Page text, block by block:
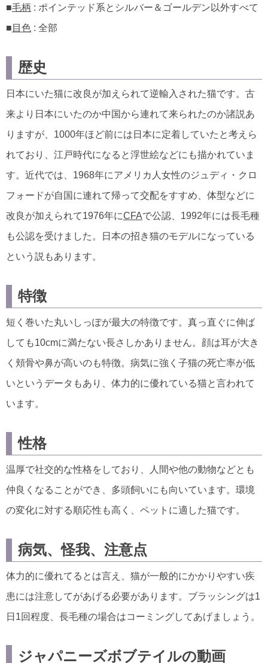
■毛柄 : ポインテッド系とシルバー＆ゴールデン以外すべて
■ 目色 : 全部
歴史
日本にいた猫に改良が加えられて逆輸入された猫です。古
来より日本にいたのか中国から連れて来られたのか諸説あ
りますが、1000年ほど前には日本に定着していたと考えら
れており、江戸時代になると浮世絵などにも描かれていま
す。近代では、1968年にアメリカ人女性のジュディ・クロ
フォードが自国に連れて帰って交配をすすめ、体型などに
改良が加えられて1976年にCFAで公認、1992年には長毛種
も公認を受けました。日本の招き猫のモデルになっている
という説もあります。
特徴
短く巻いた丸いしっぽが最大の特徴です。真っ直ぐに伸ば
しても10cmに満たない長さしかありません。顔は耳が大き
く頬骨や鼻が高いのも特徴。病気に強く子猫の死亡率が低
いというデータもあり、体力的に優れている猫と言われて
います。
性格
温厚で社交的な性格をしており、人間や他の動物などとも
仲良くなることができ、多頭飼いにも向いています。環境
の変化に対する順応性も高く、ペットに適した猫です。
病気、怪我、注意点
体力的に優れてるとは言え、猫が一般的にかかりやすい疾
患には注意してがあげる必要があります。ブラッシングは1
日1回程度、長毛種の場合はコーミングしてあげましょう。
ジャパニーズボブテイルの動画